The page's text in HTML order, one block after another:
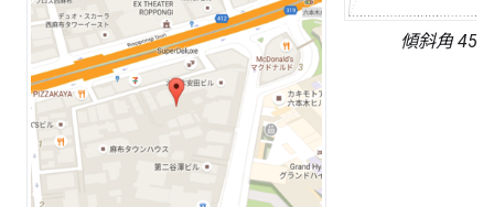
傾斜角 45